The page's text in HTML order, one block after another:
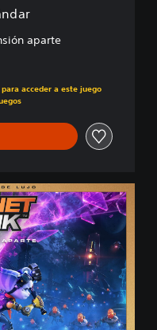
aparte
original de US$69.99
acceder a este juego